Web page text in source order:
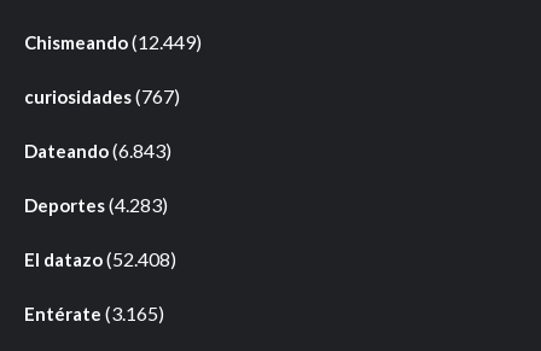
Chismeando(12.449)
curiosidades(767)
Dateando(6.843)
Deportes(4.283)
El datazo(52.408)
Entérate (3.165)